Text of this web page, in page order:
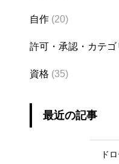
自作 (20)
許可・承認・カテゴ
資格 (35)
最近の記事
ド